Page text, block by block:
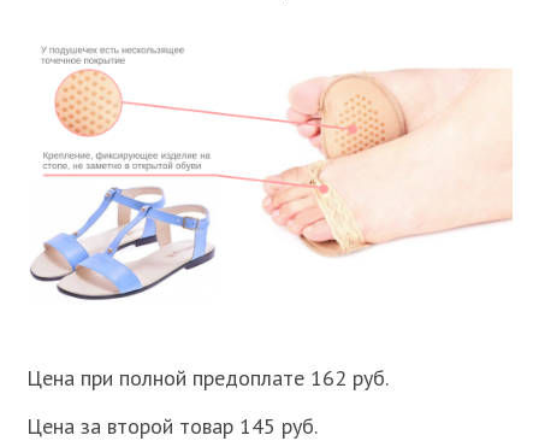
Цена при полной предоплате 162 руб.
Цена за второй товар 145 руб.